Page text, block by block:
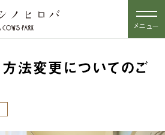
メニュー
方法変更についてのご